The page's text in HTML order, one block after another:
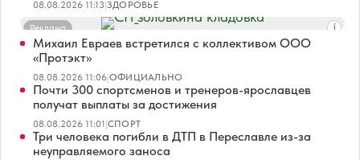
08.08.2026 11:13|ЗДОРОВЬЕ
Реклама
Михаил Евраев встретился с коллективом ООО
«Протэкт»
08.08.2026 11:06|ОФИЦИАЛЬНО
Почти 300 спортсменов и тренеров-ярославцев
получат выплаты за достижения
08.08.2026 11:01|СПОРТ
Три человека погибли в ДТП в Переславле из-за
неуправляемого заноса